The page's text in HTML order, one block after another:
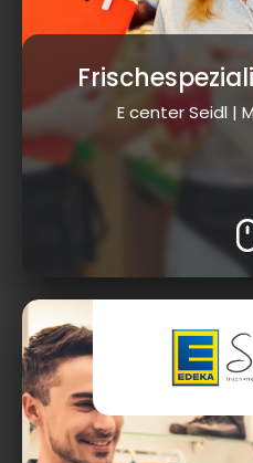
E center Seidl |